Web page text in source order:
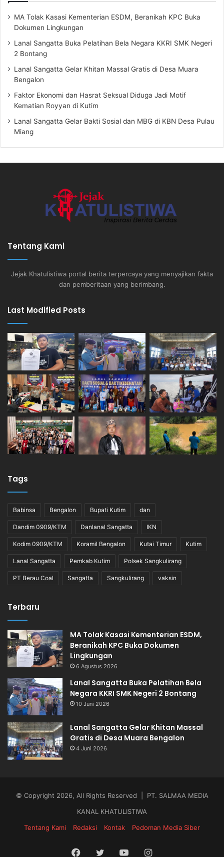
MA Tolak Kasasi Kementerian ESDM, Beranikah KPC Buka
Dokumen Lingkungan
Lanal Sangatta Buka Pelatihan Bela Negara KKRI SMK Negeri
2 Bontang
Lanal Sangatta Gelar Khitan Massal Gratis di Desa Muara
Bengalon
Faktor Ekonomi dan Hasrat Seksual Diduga Jadi Motif
Kematian Royyan di Kutim
Lanal Sangatta Gelar Bakti Sosial dan MBG di KBN Desa Pulau
Miang
Tentang Kami
Jejak Khatulistiwa portal berita terpercaya yang menyajikan fakta
dan pemberitaan yang berimbang.
Last Modified Posts
Tags
Babinsa Bengalon Bupati Kutim dan
Dandim 0909/KTM Danlanal Sangatta IKN
Kodim 0909/KTM Koramil Bengalon Kutai Timur Kutim
Lanal Sangatta Pemkab Kutim Polsek Sangkulirang
PT Berau Coal Sangatta Sangkulirang vaksin
Terbaru
MA Tolak Kasasi Kementerian ESDM,
Beranikah KPC Buka Dokumen
Lingkungan
6 Agustus 2026
Lanal Sangatta Buka Pelatihan Bela
Negara KKRI SMK Negeri 2 Bontang
10 Juni 2026
Lanal Sangatta Gelar Khitan Massal
Gratis di Desa Muara Bengalon
4 Juni 2026
© Copyright 2026, All Rights Reserved | PT. SALMAA MEDIA
KANAL KHATULISTIWA
Tentang Kami
Redaksi Kontak Pedoman Media Siber
Facebook
TwitterYouTubeInstagram